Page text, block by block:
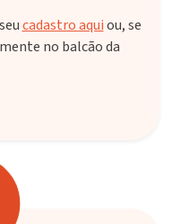
cadastro aquiou, se
no balcão da